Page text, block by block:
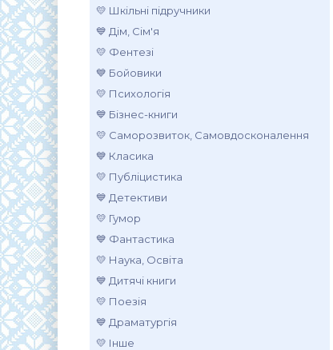
💛 Шкільні підручники
💙 Дім, Сім'я
💛 Фентезі
💙 Бойовики
💛 Психологія
💙 Бізнес-книги
💛 Саморозвиток, Самовдосконалення
💙 Класика
💛 Публіцистика
💙 Детективи
💛 Гумор
💙 Фантастика
💛 Наука, Освіта
💙 Дитячі книги
💛 Поезія
💙 Драматургія
💛 Інше